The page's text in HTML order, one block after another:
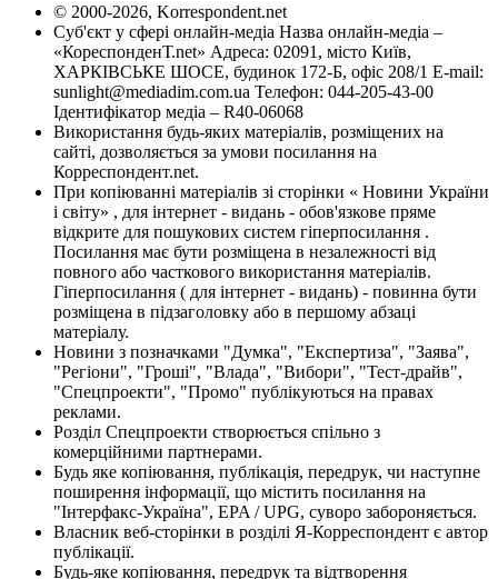
© 2000-2026, Korrespondent.net
Суб'єкт у сфері онлайн-медіа Назва онлайн-медіа –
«КореспонденТ.net» Адреса: 02091, місто Київ,
ХАРКІВСЬКЕ ШОСЕ, будинок 172-Б, офіс 208/1 E-mail:
sunlight@mediadim.com.ua Телефон: 044-205-43-00
Ідентифікатор медіа – R40-06068
Використання будь-яких матеріалів, розміщених на
сайті, дозволяється за умови посилання на
Корреспондент.net.
При копіюванні матеріалів зі сторінки « Новини України
і світу» , для інтернет - видань - обов'язкове пряме
відкрите для пошукових систем гіперпосилання .
Посилання має бути розміщена в незалежності від
повного або часткового використання матеріалів.
Гіперпосилання ( для інтернет - видань) - повинна бути
розміщена в підзаголовку або в першому абзаці
матеріалу.
Новини з позначками "Думка", "Експертиза", "Заява",
"Регіони", "Гроші", "Влада", "Вибори", "Тест-драйв",
"Спецпроекти", "Промо" публікуються на правах
реклами.
Розділ Спецпроекти створюється спільно з
комерційними партнерами.
Будь яке копіювання, публікація, передрук, чи наступне
поширення інформації, що містить посилання на
"Інтерфакс-Україна", EPA / UPG, суворо забороняється.
Власник веб-сторінки в розділі Я-Корреспондент є автор
публікації.
Будь-яке копіювання, передрук та відтворення